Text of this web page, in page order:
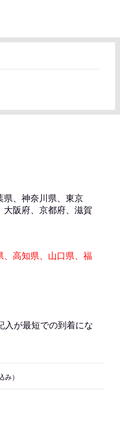
県、神奈川県、東京
阪府、京都府、滋賀
高知県、山口県、福
入が最短での到着にな
み）